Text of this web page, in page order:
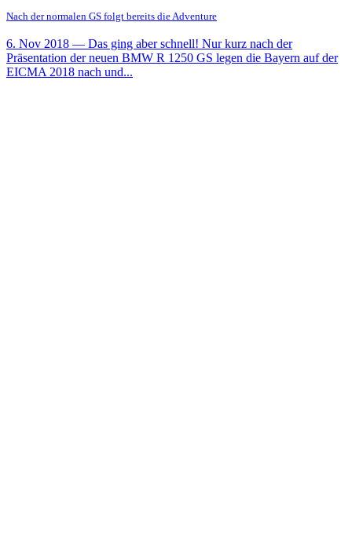
Nach der normalen GS folgt bereits die Adventure
6. Nov 2018 — Das ging aber schnell! Nur kurz nach der
Präsentation der neuen BMW R 1250 GS legen die Bayern auf der
EICMA 2018 nach und...